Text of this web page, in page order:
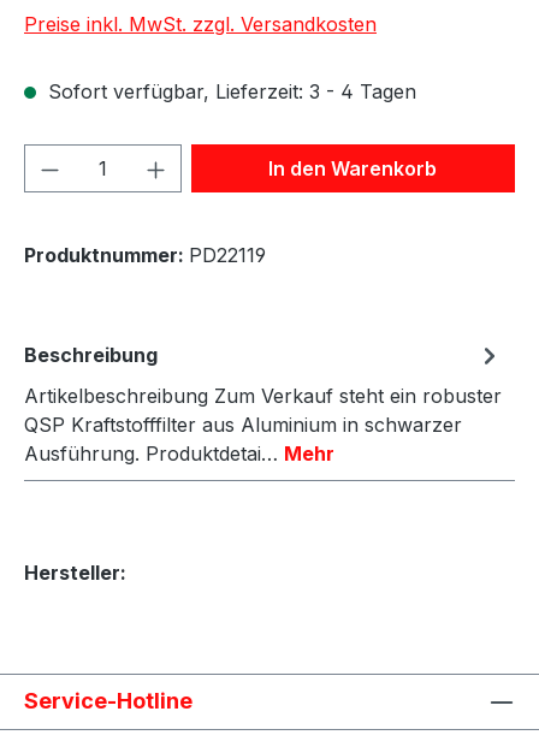
Preise inkl. MwSt. zzgl. Versandkosten
Sofort verfügbar, Lieferzeit: 3 - 4 Tagen
Produkt Anzahl: Gib denIn den Warenkorb
Produktnummer: PD22119
Beschreibung
Artikelbeschreibung Zum Verkauf steht ein robuster
QSP Kraftstofffilter aus Aluminium in schwarzer
Ausführung. Produktdetai… Mehr
Hersteller:
Service-Hotline